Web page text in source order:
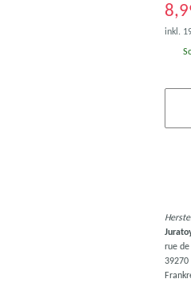
inkl.
rue
39270